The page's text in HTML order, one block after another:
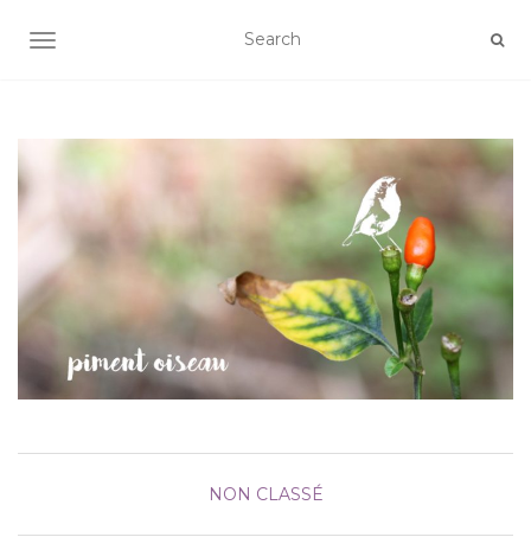
AFFICHER/MASQUER LA NAVIGATION
NON CLASSÉ